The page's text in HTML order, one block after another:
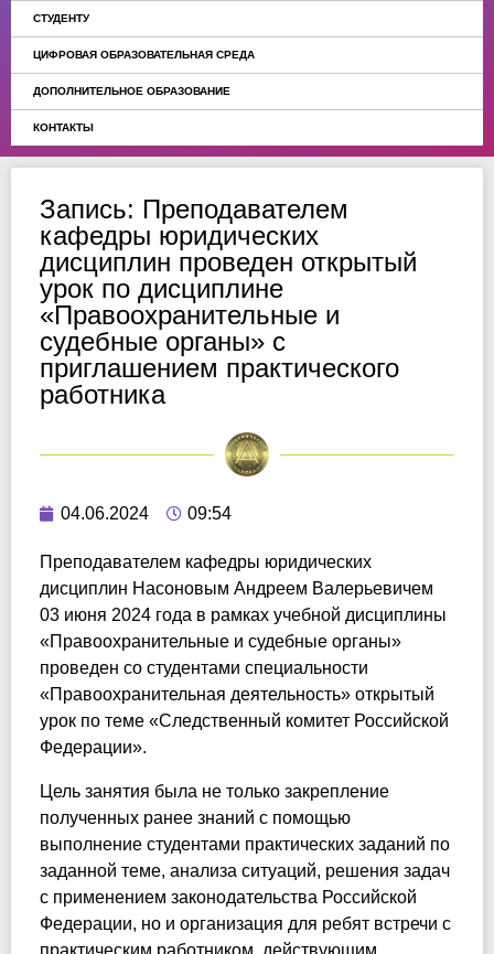
СТУДЕНТУ
ЦИФРОВАЯ ОБРАЗОВАТЕЛЬНАЯ СРЕДА
ДОПОЛНИТЕЛЬНОЕ ОБРАЗОВАНИЕ
КОНТАКТЫ
Запись: Преподавателем
кафедры юридических
дисциплин проведен открытый
урок по дисциплине
«Правоохранительные и
судебные органы» с
приглашением практического
работника
04.06.2024 09:54
Преподавателем кафедры юридических
дисциплин Насоновым Андреем Валерьевичем
03 июня 2024 года в рамках учебной дисциплины
«Правоохранительные и судебные органы»
проведен со студентами специальности
«Правоохранительная деятельность» открытый
урок по теме «Следственный комитет Российской
Федерации».
Цель занятия была не только закрепление
полученных ранее знаний с помощью
выполнение студентами практических заданий по
заданной теме, анализа ситуаций, решения задач
с применением законодательства Российской
Федерации, но и организация для ребят встречи с
практическим работником, действующим